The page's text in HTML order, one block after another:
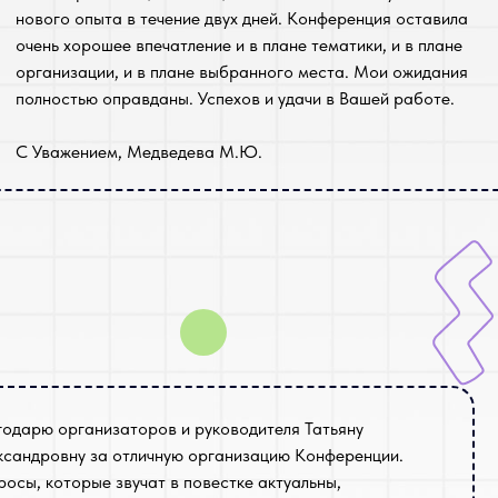
нового опыта в течение двух дней. Конференция оставила
очень хорошее впечатление и в плане тематики, и в плане
организации, и в плане выбранного места. Мои ожидания
полностью оправданы. Успехов и удачи в Вашей работе.
С Уважением, Медведева М.Ю.
организаторов и руководителя Татьяну
за отличную организацию Конференции.
которые звучат в повестке актуальны,